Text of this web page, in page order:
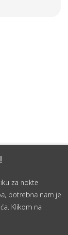
za nokte
potrebna nam je
Klikom na